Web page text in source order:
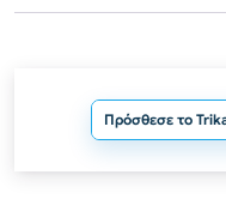
Πρόσθεσε το